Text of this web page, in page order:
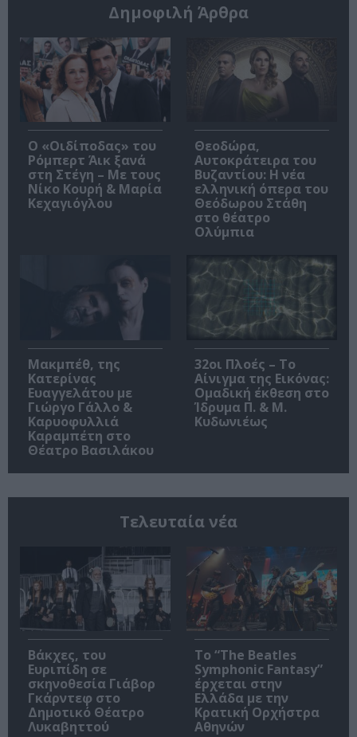
Δημοφιλή Άρθρα
O «Οιδίποδας» του
Ρόμπερτ Άικ ξανά
στη Στέγη – Με τους
Νίκο Κουρή & Μαρία
Κεχαγιόγλου
Θεοδώρα,
Αυτοκράτειρα του
Βυζαντίου: Η νέα
ελληνική όπερα του
Θεόδωρου Στάθη
στο θέατρο
Ολύμπια
Μακμπέθ, της
Κατερίνας
Ευαγγελάτου με
Γιώργο Γάλλο &
Καρυοφυλλιά
Καραμπέτη στο
Θέατρο Βασιλάκου
32οι Πλοές – Το
Αίνιγμα της Εικόνας:
Ομαδική έκθεση στο
Ίδρυμα Π. & Μ.
Κυδωνιέως
Τελευταία νέα
Βάκχες, του
Ευριπίδη σε
σκηνοθεσία Γιάβορ
Γκάρντεφ στο
Δημοτικό Θέατρο
Λυκαβηττού
Το “The Beatles
Symphonic Fantasy”
έρχεται στην
Ελλάδα με την
Κρατική Ορχήστρα
Αθηνών